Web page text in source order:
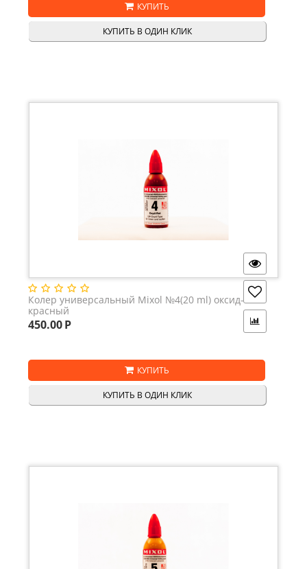
КУПИТЬ
КУПИТЬ В ОДИН КЛИК
Колер универсальный Mixol №4(20 ml) оксид-
красный
450.00Р
КУПИТЬ
КУПИТЬ В ОДИН КЛИК